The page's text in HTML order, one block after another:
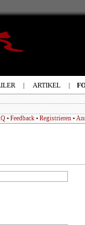
• Feedback • Registrieren •
| ARTIKEL |